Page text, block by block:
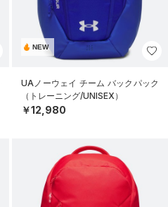
NEW
UAノーウェイ チーム バックパック
（トレーニング/UNISEX）
￥12,980